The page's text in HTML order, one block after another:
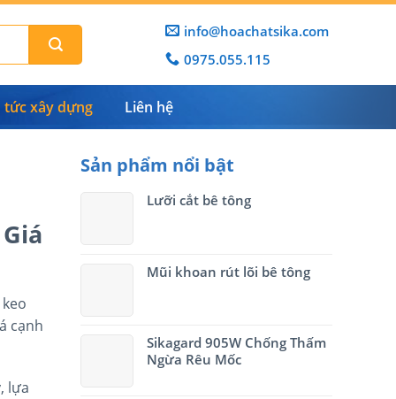
info@hoachatsika.com
0975.055.115
tức xây dựng Liên hệ
cạnh
lựa
Sản phẩm nổi bật
Lưỡi cắt bê tông
Mũi khoan rút lõi bê tông
Sikagard 905W Chống Thấm
Ngừa Rêu Mốc